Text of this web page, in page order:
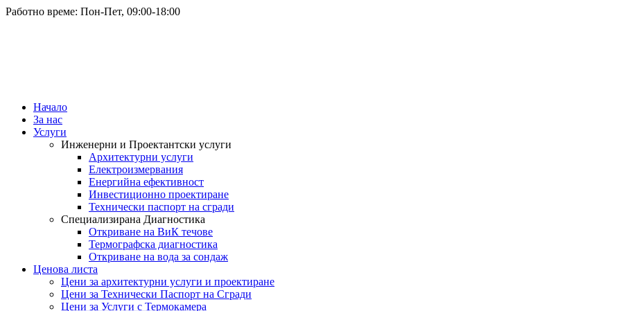
Работно време: Пон-Пет, 09:00-18:00
Начало
За нас
Услуги
Инженерни и Проектантски услуги
Архитектурни услуги
Електроизмервания
Енергийна ефективност
Инвестиционно проектиране
Технически паспорт на сгради
Специализирана Диагностика
Откриване на ВиК течове
Термографска диагностика
Откриване на вода за сондаж
Ценова листа
Цени за архитектурни услуги и проектиране
Цени за Технически Паспорт на Сгради
Цени за Услуги с Термокамера